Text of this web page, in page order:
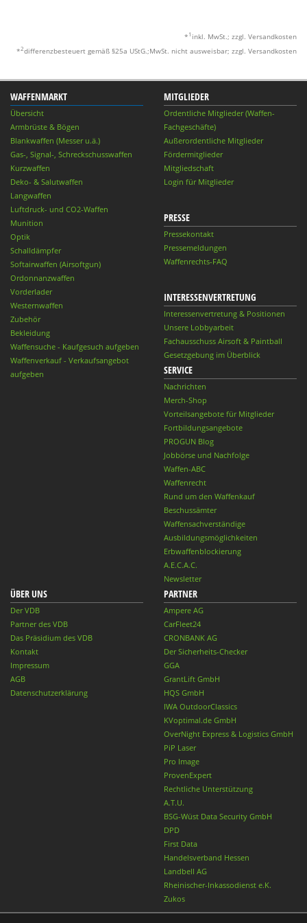
* 1 inkl. MwSt.; zzgl. Versandkosten
*2differenzbesteuert gemäß §25a UStG.;MwSt. nicht ausweisbar; zzgl. Versandkosten
WAFFENMARKT
Übersicht
Armbrüste & Bögen
Blankwaffen (Messer u.ä.)
Gas-, Signal-, Schreckschusswaffen
Kurzwaffen
Deko- & Salutwaffen
Langwaffen
Luftdruck- und CO2-Waffen
Munition
Optik
Schalldämpfer
Softairwaffen (Airsoftgun)
Ordonnanzwaffen
Vorderlader
Westernwaffen
Zubehör
Bekleidung
Waffensuche - Kaufgesuch aufgeben
Waffenverkauf - Verkaufsangebot
aufgeben
MITGLIEDER
Ordentliche Mitglieder (Waffen-
Fachgeschäfte)
Außerordentliche Mitglieder
Fördermitglieder
Mitgliedschaft
Login für Mitglieder
PRESSE
Pressekontakt
Pressemeldungen
Waffenrechts-FAQ
INTERESSENVERTRETUNG
Interessenvertretung & Positionen
Unsere Lobbyarbeit
Fachausschuss Airsoft & Paintball
Gesetzgebung im Überblick
SERVICE
Nachrichten
Merch-Shop
Vorteilsangebote für Mitglieder
Fortbildungsangebote
PROGUN Blog
Jobbörse und Nachfolge
Waffen-ABC
Waffenrecht
Rund um den Waffenkauf
Beschussämter
Waffensachverständige
Ausbildungsmöglichkeiten
Erbwaffenblockierung
A.E.C.A.C.
Newsletter
ÜBER UNS
Der VDB
Partner des VDB
Das Präsidium des VDB
Kontakt
Impressum
AGB
Datenschutzerklärung
PARTNER
Ampere AG
CarFleet24
CRONBANK AG
Der Sicherheits-Checker
GGA
GrantLift GmbH
HQS GmbH
IWA OutdoorClassics
KVoptimal.de GmbH
OverNight Express & Logistics GmbH
PiP Laser
Pro Image
ProvenExpert
Rechtliche Unterstützung
A.T.U.
BSG-Wüst Data Security GmbH
DPD
First Data
Handelsverband Hessen
Landbell AG
Rheinischer-Inkassodienst e.K.
Zukos